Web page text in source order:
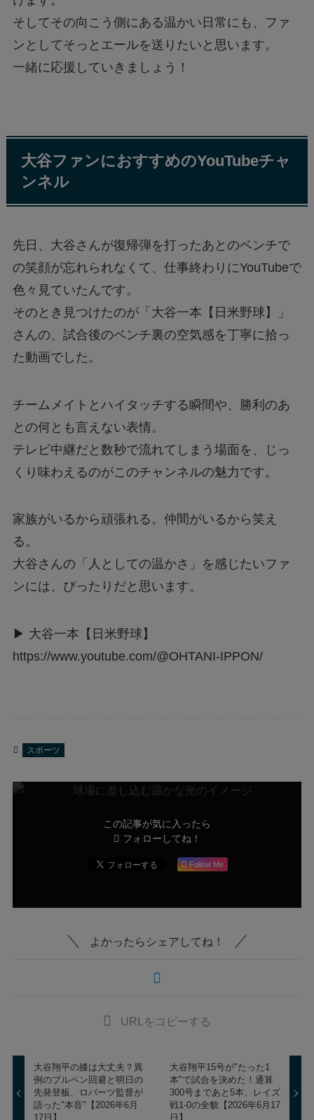
そしてその向こう側にある温かい日常にも、ファ
ンとしてそっとエールを送りたいと思います。
一緒に応援していきましょう！
大谷ファンにおすすめのYouTubeチャ
ンネル
先日、大谷さんが復帰弾を打ったあとのベンチで
の笑顔が忘れられなくて、仕事終わりにYouTubeで
色々見ていたんです。
そのとき見つけたのが「大谷一本【日米野球】」
さんの、試合後のベンチ裏の空気感を丁寧に拾っ
た動画でした。
チームメイトとハイタッチする瞬間や、勝利のあ
との何とも言えない表情。
テレビ中継だと数秒で流れてしまう場面を、じっ
くり味わえるのがこのチャンネルの魅力です。
家族がいるから頑張れる。仲間がいるから笑え
る。
大谷さんの「人としての温かさ」を感じたいファ
ンには、ぴったりだと思います。
▶ 大谷一本【日米野球】
https://www.youtube.com/@OHTANI-IPPON/
スポーツ
この記事が気に入ったら
フォローしてね！
Follow Me
よかったらシェアしてね！
URLをコピーする
大谷翔平の膝は大丈夫？異
例のブルペン回避と明日の
先発登板、ロバーツ監督が
語った"本音"【2026年6月
17日】
大谷翔平15号が"たった1
本"で試合を決めた！通算
300号まであと5本、レイズ
戦1-0の全貌【2026年6月17
日】